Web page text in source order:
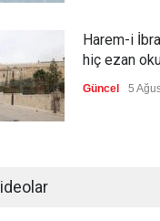
Harem-i
hiç ezan
Güncel 5